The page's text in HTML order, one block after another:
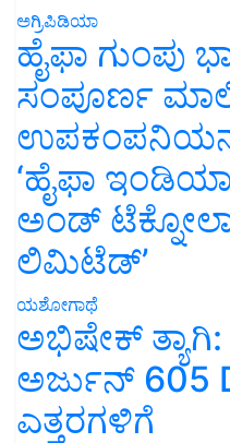
ಅಗ್ರಿಪಿಡಿಯಾ
ಹೈಫಾ ಗುಂಪು
ಸಂಪೂರ್ಣ
‘ಹೈಫಾ
ಅಂಡ್
ಲಿಮಿಟೆಡ್’
ಯಶೋಗಾಥೆ
ಅಭಿಷೇಕ್
ಅರ್ಜುನ್ 605
ಎತ್ತರಗಳಿಗೆ